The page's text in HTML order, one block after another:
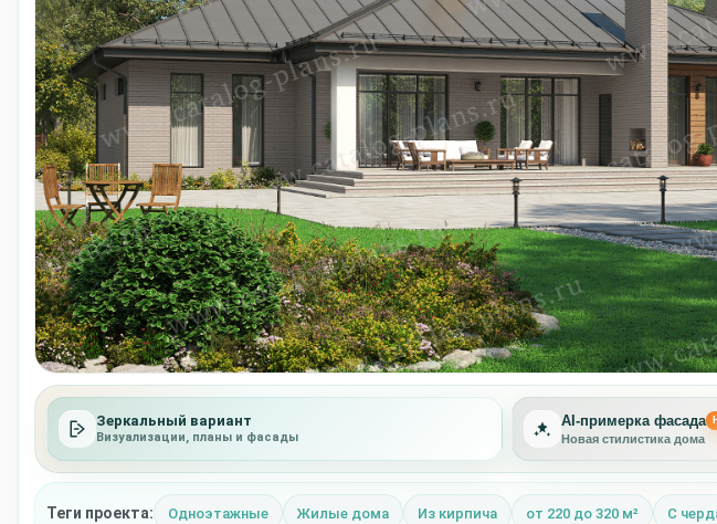
Зеркальный вариант
Визуализации, планы и фасады
AI-примерка фасада
Другая отделка фасада
Теги проекта: Одноэтажные Жилые дома Из кирпича от 220 до 320 м² С